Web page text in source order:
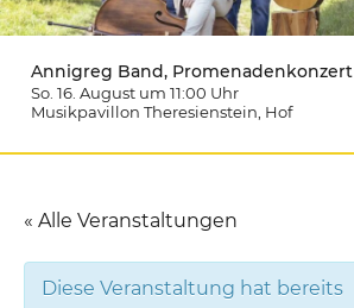
Annigreg Band, Promenadenkonzert
So. 16. August um 11:00 Uhr
Musikpavillon Theresienstein , Hof
« Alle Veranstaltungen
Diese Veranstaltung hat bereits